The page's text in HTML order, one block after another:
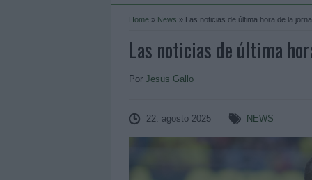
Home » News » Las noticias de última hora de la
Las noticias de última
Por Jesus Gallo
22. agosto 2025 NEWS